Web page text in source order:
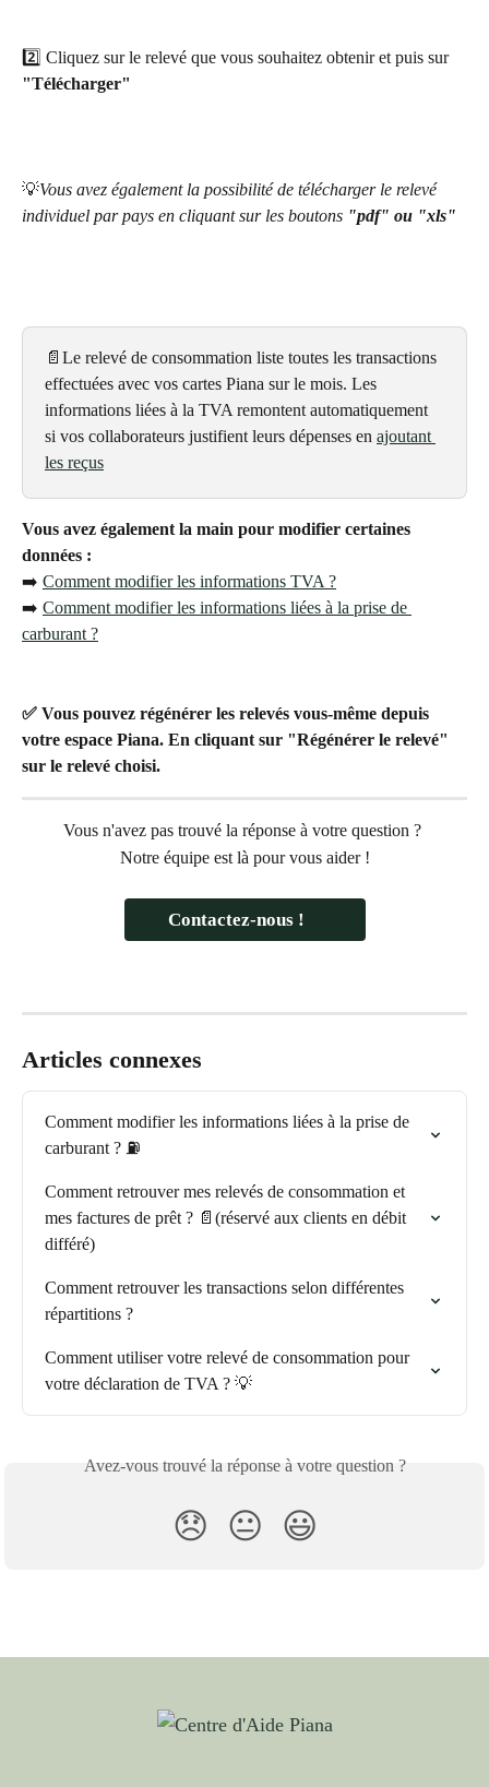
2️⃣ Cliquez sur le relevé que vous souhaitez obtenir et puis sur
"Télécharger"
💡Vous avez également la possibilité de télécharger le relevé
individuel par pays en cliquant sur les boutons "pdf" ou "xls"
📄Le relevé de consommation liste toutes les transactions
effectuées avec vos cartes Piana sur le mois. Les
informations liées à la TVA remontent automatiquement
si vos collaborateurs justifient leurs dépenses en ajoutant
les reçus
Vous avez également la main pour modifier certaines
données :
➡️ Comment modifier les informations TVA ?
➡️ Comment modifier les informations liées à la prise de
carburant ?
✅ Vous pouvez régénérer les relevés vous-même depuis
votre espace Piana. En cliquant sur "Régénérer le relevé"
sur le relevé choisi.
Vous n'avez pas trouvé la réponse à votre question ?
Notre équipe est là pour vous aider !
Contactez-nous !
Articles connexes
Comment modifier les informations liées à la prise de
carburant ? ⛽
Comment retrouver mes relevés de consommation et
mes factures de prêt ? 📄(réservé aux clients en débit
différé)
Comment retrouver les transactions selon différentes
répartitions ?
Comment utiliser votre relevé de consommation pour
votre déclaration de TVA ? 💡
Avez-vous trouvé la réponse à votre question ?
😞 😐 😃